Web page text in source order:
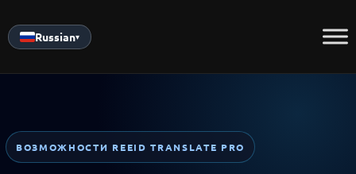
to
Russian▾
ВОЗМОЖНОСТИ REEID TRANSLATE PRO